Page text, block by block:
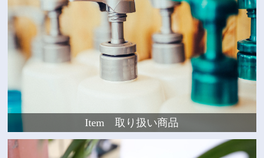
Item 取り扱い商品